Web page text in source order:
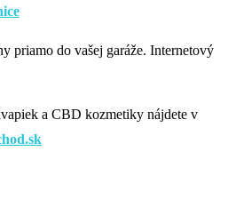
priamo do vašej garáže. Internetový
a CBD kozmetiky nájdete v